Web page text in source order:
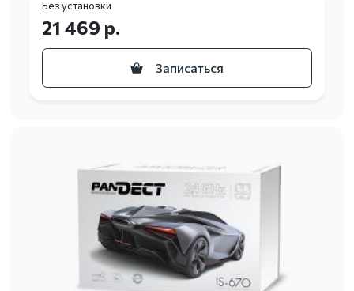
Без установки
21 469 р.
Записаться